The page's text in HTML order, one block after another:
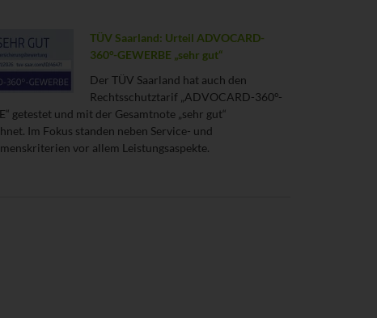
TÜV Saarland: Urteil ADVOCARD-
360°-GEWERBE „sehr gut“
Der TÜV Saarland hat auch den
Rechtsschutztarif „ADVOCARD-360°-
getestet und mit der Gesamtnote „sehr gut“
Im Fokus standen neben Service- und
vor allem Leistungsaspekte.